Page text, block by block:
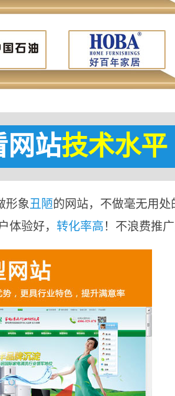
网站技术水平
形象丑陋的网站，不做毫无用处
体验好， 转化率高！不浪费推